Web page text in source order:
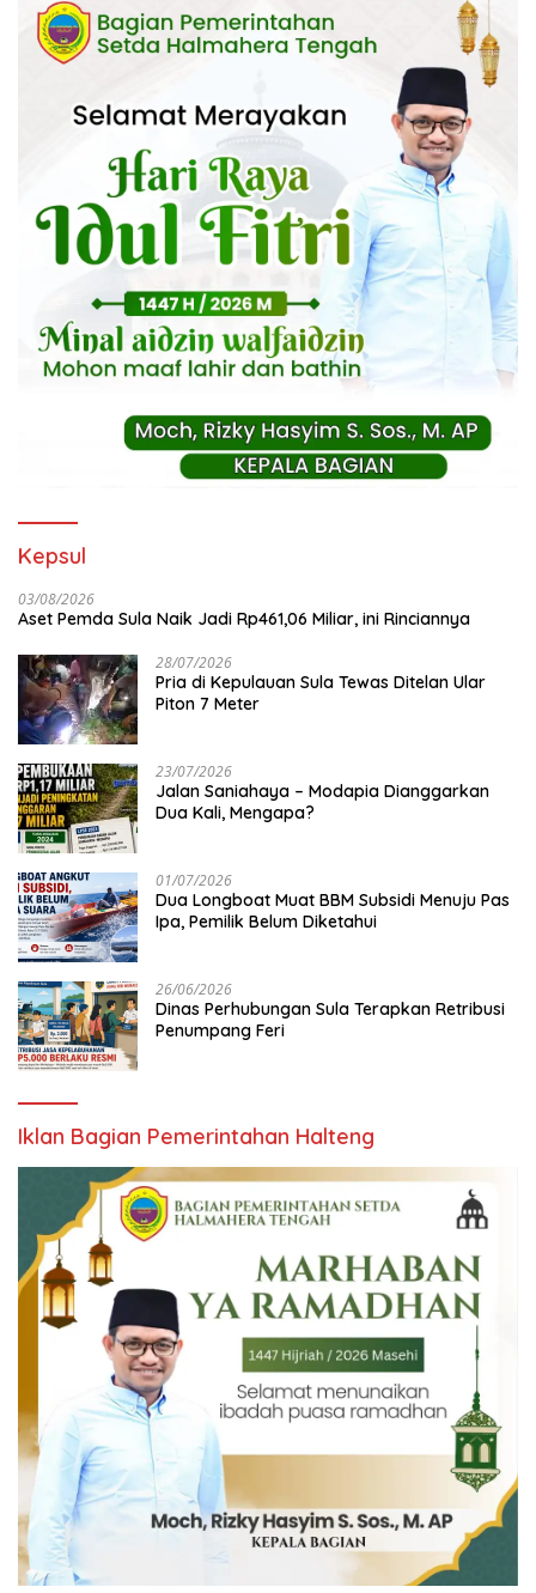
Kepsul
03/08/2026
Aset Pemda Sula Naik Jadi Rp461,06 Miliar, ini Rinciannya
28/07/2026
Pria di Kepulauan Sula Tewas Ditelan Ular
Piton 7 Meter
23/07/2026
Jalan Saniahaya – Modapia Dianggarkan
Dua Kali, Mengapa?
01/07/2026
Dua Longboat Muat BBM Subsidi Menuju Pas
Ipa, Pemilik Belum Diketahui
26/06/2026
Dinas Perhubungan Sula Terapkan Retribusi
Penumpang Feri
Iklan Bagian Pemerintahan Halteng